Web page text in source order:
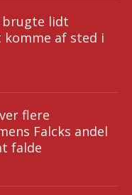
brugte lidt
af sted i
flere
Falcks andel
falde